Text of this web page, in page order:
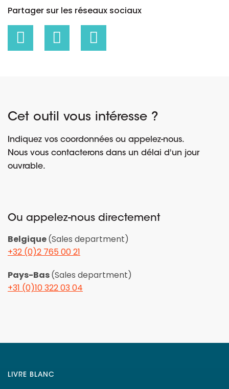
Partager sur les réseaux sociaux
Cet outil vous intéresse ?
Indiquez vos coordonnées ou appelez-nous.
Nous vous contacterons dans un délai d'un jour
ouvrable.
Ou appelez-nous directement
Belgique(Sales department)
+32 (0)2 765 00 21
Pays-Bas(Sales department)
+31 (0)10 322 03 04
LIVRE BLANC